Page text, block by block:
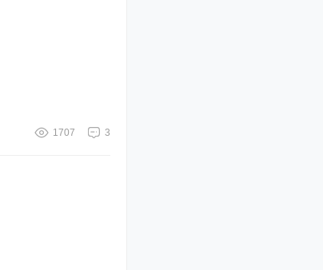
3
1707